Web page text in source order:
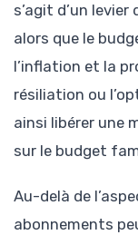
s’agit d’un
alors que le
l’inflation et la
résiliation ou
ainsi libérer une
sur le budget
Au-delà de
abonnements